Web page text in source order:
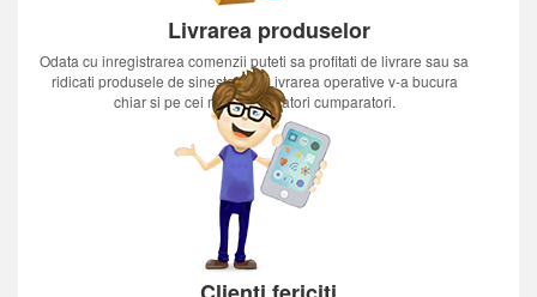
Livrarea produselor
Odata cu inregistrarea comenzii puteti sa profitati de livrare sau sa
ridicati produsele de sinestatator.Livrarea operative v-a bucura
chiar si pe cei mai nerabdatori cumparatori.